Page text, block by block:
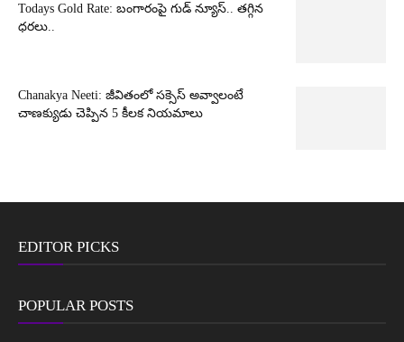
Todays Gold Rate: బంగారంపై గుడ్ న్యూస్.. తగ్గిన
ధరలు..
Chanakya Neeti: జీవితంలో సక్సెస్ అవ్వాలంటే
చాణక్యుడు చెప్పిన 5 కీలక నియమాలు
EDITOR PICKS
POPULAR POSTS